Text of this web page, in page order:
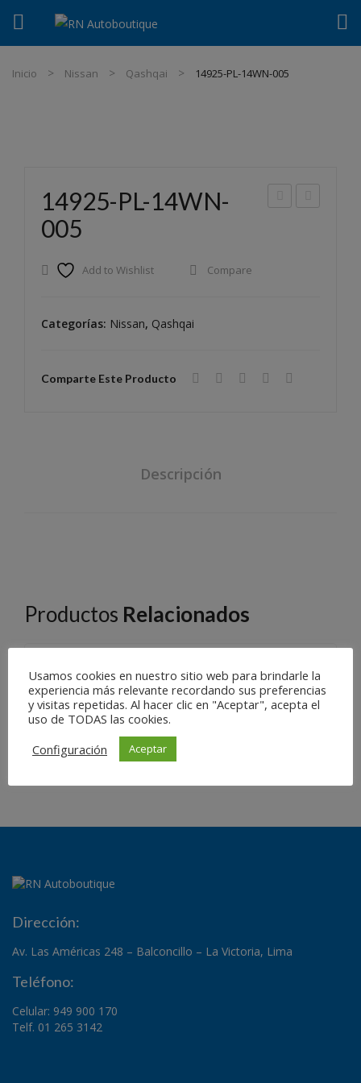
Inicio Nissan Qashqai 14925-PL-14WN-005
14925-PL-14WN-
005
Add to Wishlist Compare
Categorías: Nissan, Qashqai
Comparte Este Producto
Descripción
Productos Relacionados
16112-AY01290701-A
Dirección:
Av. Las Américas 248 – Balconcillo – La Victoria, Lima
Teléfono:
Celular: 949 900 170
Telf. 01 265 3142
Usamos cookies en nuestro sitio web para brindarle la
experiencia más relevante recordando sus preferencias
y visitas repetidas. Al hacer clic en "Aceptar", acepta el
uso de TODAS las cookies.
Configuración
Aceptar